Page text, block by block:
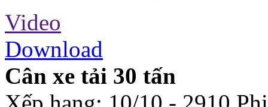
Video
Download
Cân xe tải 30 tấn